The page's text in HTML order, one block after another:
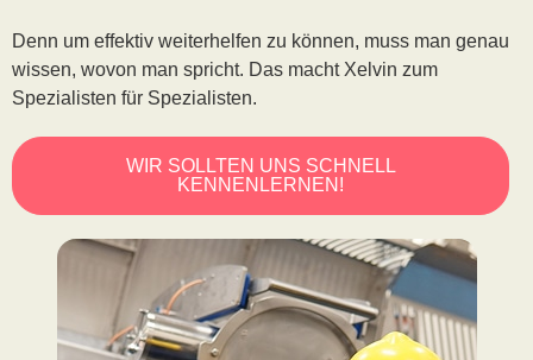
Denn um effektiv weiterhelfen zu können, muss man genau
wissen, wovon man spricht. Das macht Xelvin zum
Spezialisten für Spezialisten.
WIR SOLLTEN UNS SCHNELL
KENNENLERNEN!